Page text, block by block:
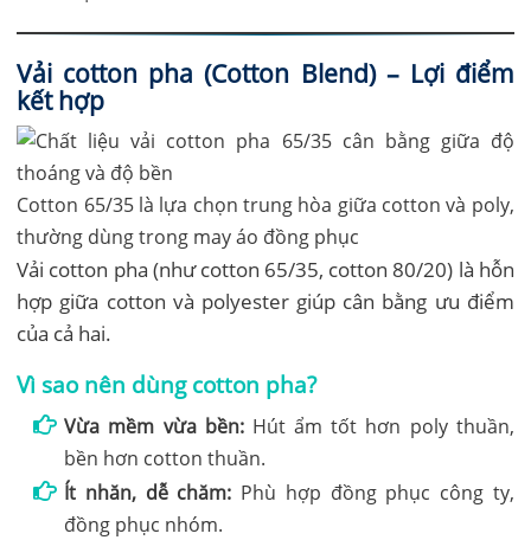
Vải cotton pha (Cotton Blend) – Lợi điểm
kết hợp
Cotton 65/35 là lựa chọn trung hòa giữa cotton và poly,
thường dùng trong may áo đồng phục
Vải cotton pha (như cotton 65/35, cotton 80/20) là hỗn
hợp giữa cotton và polyester giúp cân bằng ưu điểm
của cả hai.
Vì sao nên dùng cotton pha?
Vừa mềm vừa bền:Hút ẩm tốt hơn poly thuần,
bền hơn cotton thuần.
Ít nhăn, dễ chăm: Phù hợp đồng phục công ty,
đồng phục nhóm.